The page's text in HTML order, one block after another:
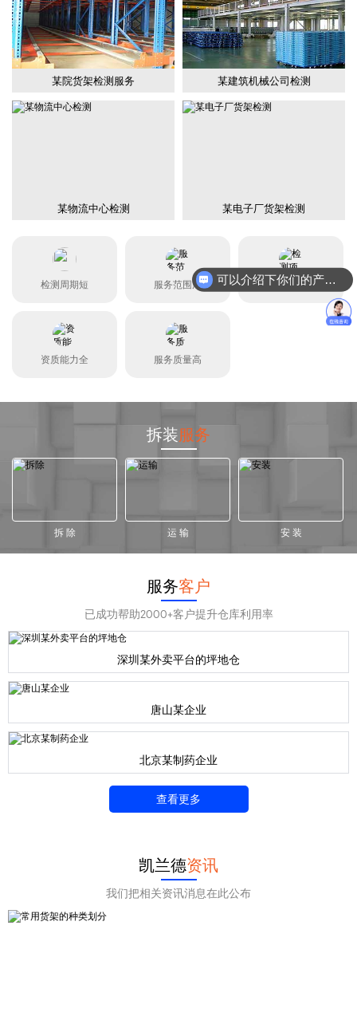
某院货架检测服务 某建筑机械公司检测
某物流中心检测 某电子厂货架检测
检测周期短 服务范围广 检测项目全
资质能力全 服务质量高
拆装服务
拆 除 运 输 安 装
服务客户
已成功帮助2000+客户提升仓库利用率
深圳某外卖平台的坪地仓
唐山某企业
北京某制药企业
查看更多
凯兰德资讯
我们把相关资讯消息在此公布
可以介绍下你们的产品么？